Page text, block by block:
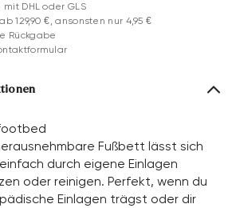
DHL oder GLS
129,90 €, ansonsten nur 4,95 €
Rückgabe
Fußbett lässt sich
durch eigene Einlagen
oder reinigen. Perfekt, wenn du
Einlagen trägst oder dir